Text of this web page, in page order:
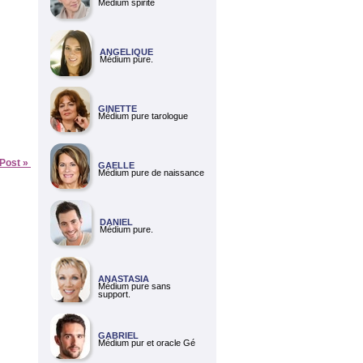
»
Médium spirite
ANGELIQUE
Médium pure.
GINETTE
Médium pure tarologue
GAELLE
Médium pure de naissance
DANIEL
Médium pure.
ANASTASIA
Médium pure sans
support.
GABRIEL
Médium pur et oracle Gé